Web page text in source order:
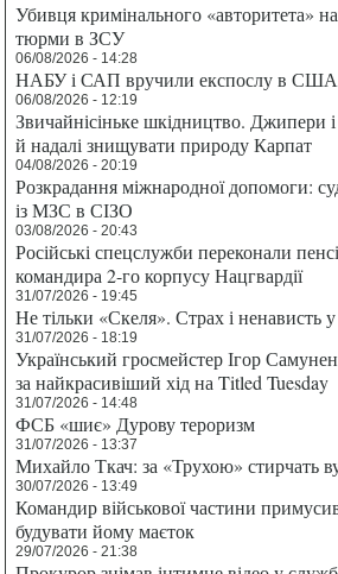
Убивця кримінального «авторитета»
тюрми в ЗСУ
06/08/2026 - 14:28
НАБУ і САП вручили експослу в США
06/08/2026 - 12:19
Звичайнісіньке шкідництво. Джипери
й надалі знищувати природу Карпат
04/08/2026 - 20:19
Розкрадання міжнародної допомоги:
із МЗС в СІЗО
03/08/2026 - 20:43
Російські спецслужби переконали
командира 2-го корпусу Нацгвардії
31/07/2026 - 19:45
Не тільки «Скеля». Страх і
31/07/2026 - 18:19
Український гросмейстер Ігор
за найкрасивіший хід на Titled Tuesday
31/07/2026 - 14:48
ФСБ «шиє» Дурову тероризм
31/07/2026 - 13:37
Михайло Ткач: за «Трухою» стирчать
30/07/2026 - 13:49
Командир військової частини
будувати йому маєток
29/07/2026 - 21:38